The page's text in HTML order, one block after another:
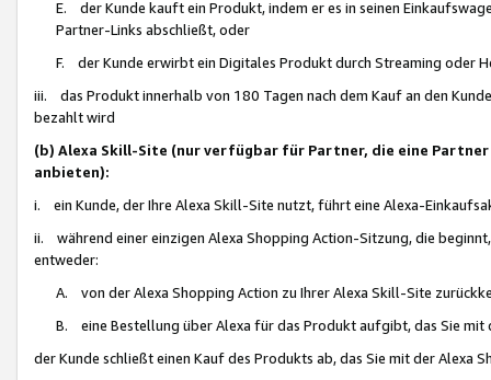
E. der Kunde kauft ein Produkt, indem er es in seinen
Partner-Links abschließt, oder
F. der Kunde erwirbt ein Digitales Produkt durch Streaming oder
iii. das Produkt innerhalb von 180 Tagen nach dem Kauf an den
bezahlt wird
(b) Alexa Skill-Site (nur verfügbar für Partner, die eine
anbieten):
i. ein Kunde, der Ihre Alexa Skill-Site nutzt, führt eine Alexa-
ii. während einer einzigen Alexa Shopping Action-Sitzung, die
entweder:
A. von der Alexa Shopping Action zu Ihrer Alexa Skill-Site
B. eine Bestellung über Alexa für das Produkt aufgibt, das Sie mit
der Kunde schließt einen Kauf des Produkts ab, das Sie mit der Alexa